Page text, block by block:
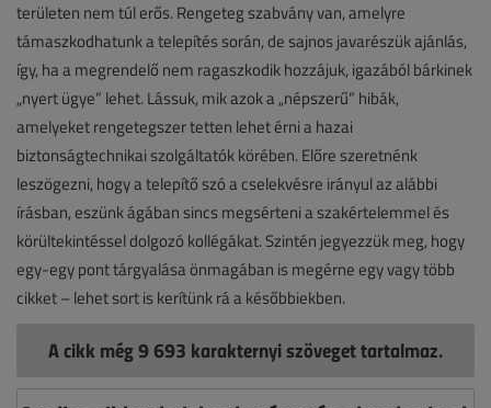
területen nem túl erős. Rengeteg szabvány van, amelyre
támaszkodhatunk a telepítés során, de sajnos javarészük ajánlás,
így, ha a megrendelő nem ragaszkodik hozzájuk, igazából bárkinek
„nyert ügye” lehet. Lássuk, mik azok a „népszerű” hibák,
amelyeket rengetegszer tetten lehet érni a hazai
biztonságtechnikai szolgáltatók körében. Előre szeretnénk
leszögezni, hogy a telepítő szó a cselekvésre irányul az alábbi
írásban, eszünk ágában sincs megsérteni a szakértelemmel és
körültekintéssel dolgozó kollégákat. Szintén jegyezzük meg, hogy
egy-egy pont tárgyalása önmagában is megérne egy vagy több
cikket – lehet sort is kerítünk rá a későbbiekben.
A cikk még 9 693 karakternyi szöveget tartalmaz.